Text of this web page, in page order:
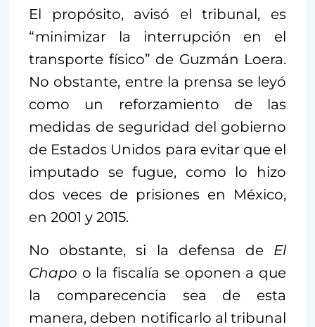
El propósito, avisó el tribunal, es
“minimizar la interrupción en el
transporte físico” de Guzmán Loera.
No obstante, entre la prensa se leyó
como un reforzamiento de las
medidas de seguridad del gobierno
de Estados Unidos para evitar que el
imputado se fugue, como lo hizo
dos veces de prisiones en México,
en 2001 y 2015.
No obstante, si la defensa de El
Chapo o la fiscalía se oponen a que
la comparecencia sea de esta
manera, deben notificarlo al tribunal